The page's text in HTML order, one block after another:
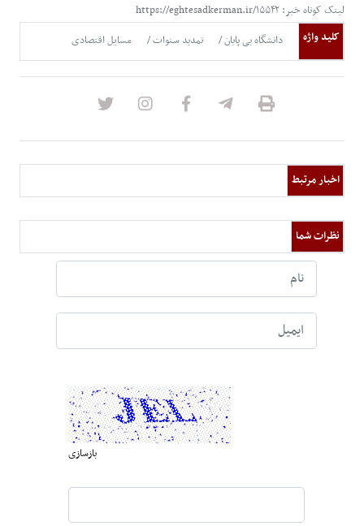
لینک کوتاه خبر: https://eghtesadkerman.ir/۱۵۵۴۲
کلید واژه
دانشگاه بی پایان تمدید سنوات مسایل اقتصادی
اخبار مرتبط
نظرات شما
بازسازی